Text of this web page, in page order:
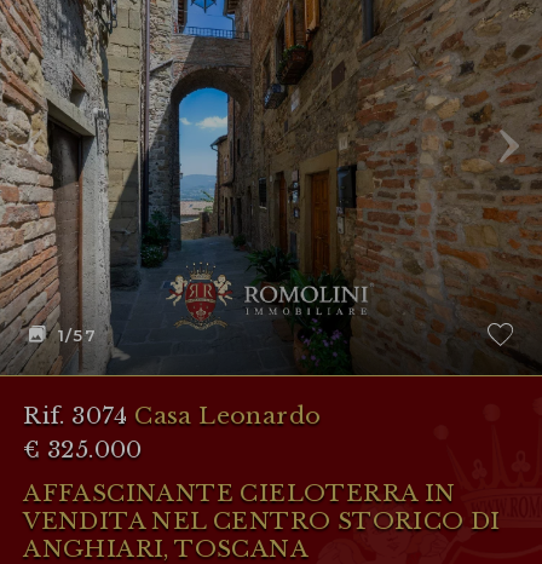
1/57
Rif. 3074 Casa Leonardo
€ 325.000
AFFASCINANTE CIELOTERRA IN
VENDITA NEL CENTRO STORICO DI
ANGHIARI, TOSCANA